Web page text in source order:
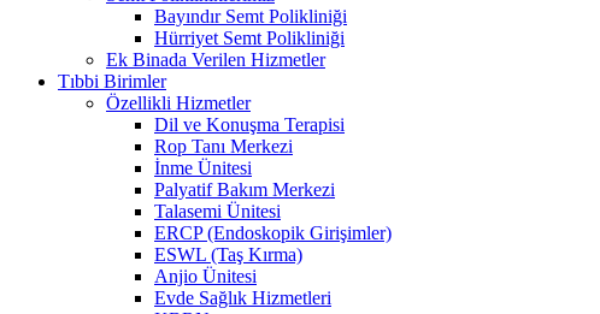
Bayındır Semt Polikliniği
Hürriyet Semt Polikliniği
Ek Binada Verilen Hizmetler
Tıbbi Birimler
Özellikli Hizmetler
Dil ve Konuşma Terapisi
Rop Tanı Merkezi
İnme Ünitesi
Palyatif Bakım Merkezi
Talasemi Ünitesi
ERCP (Endoskopik Girişimler)
ESWL (Taş Kırma)
Anjio Ünitesi
Evde Sağlık Hizmetleri